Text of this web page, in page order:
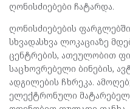
ღონისძიებები ჩატარდა.
ღონისძიებების
სხვადასხვა ლოკაციაზე
ცენტრების, ათეულობით
საცხოვრებელი ბინების,
ადგილების ჩხრეკა.
ელექტრონული